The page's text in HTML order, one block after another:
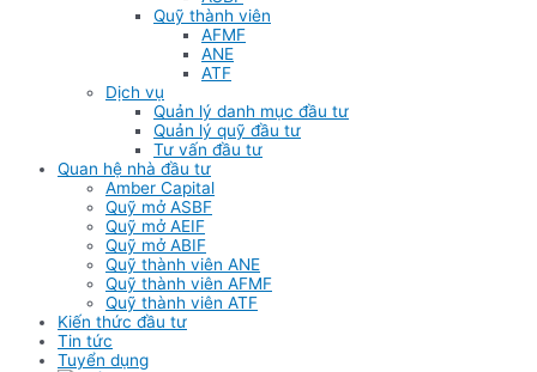
Quỹ thành viên
AFMF
ANE
ATF
Dịch vụ
Quản lý danh mục đầu tư
Quản lý quỹ đầu tư
Tư vấn đầu tư
Quan hệ nhà đầu tư
Amber Capital
Quỹ mở ASBF
Quỹ mở AEIF
Quỹ mở ABIF
Quỹ thành viên ANE
Quỹ thành viên AFMF
Quỹ thành viên ATF
Kiến thức đầu tư
Tin tức
Tuyển dụng